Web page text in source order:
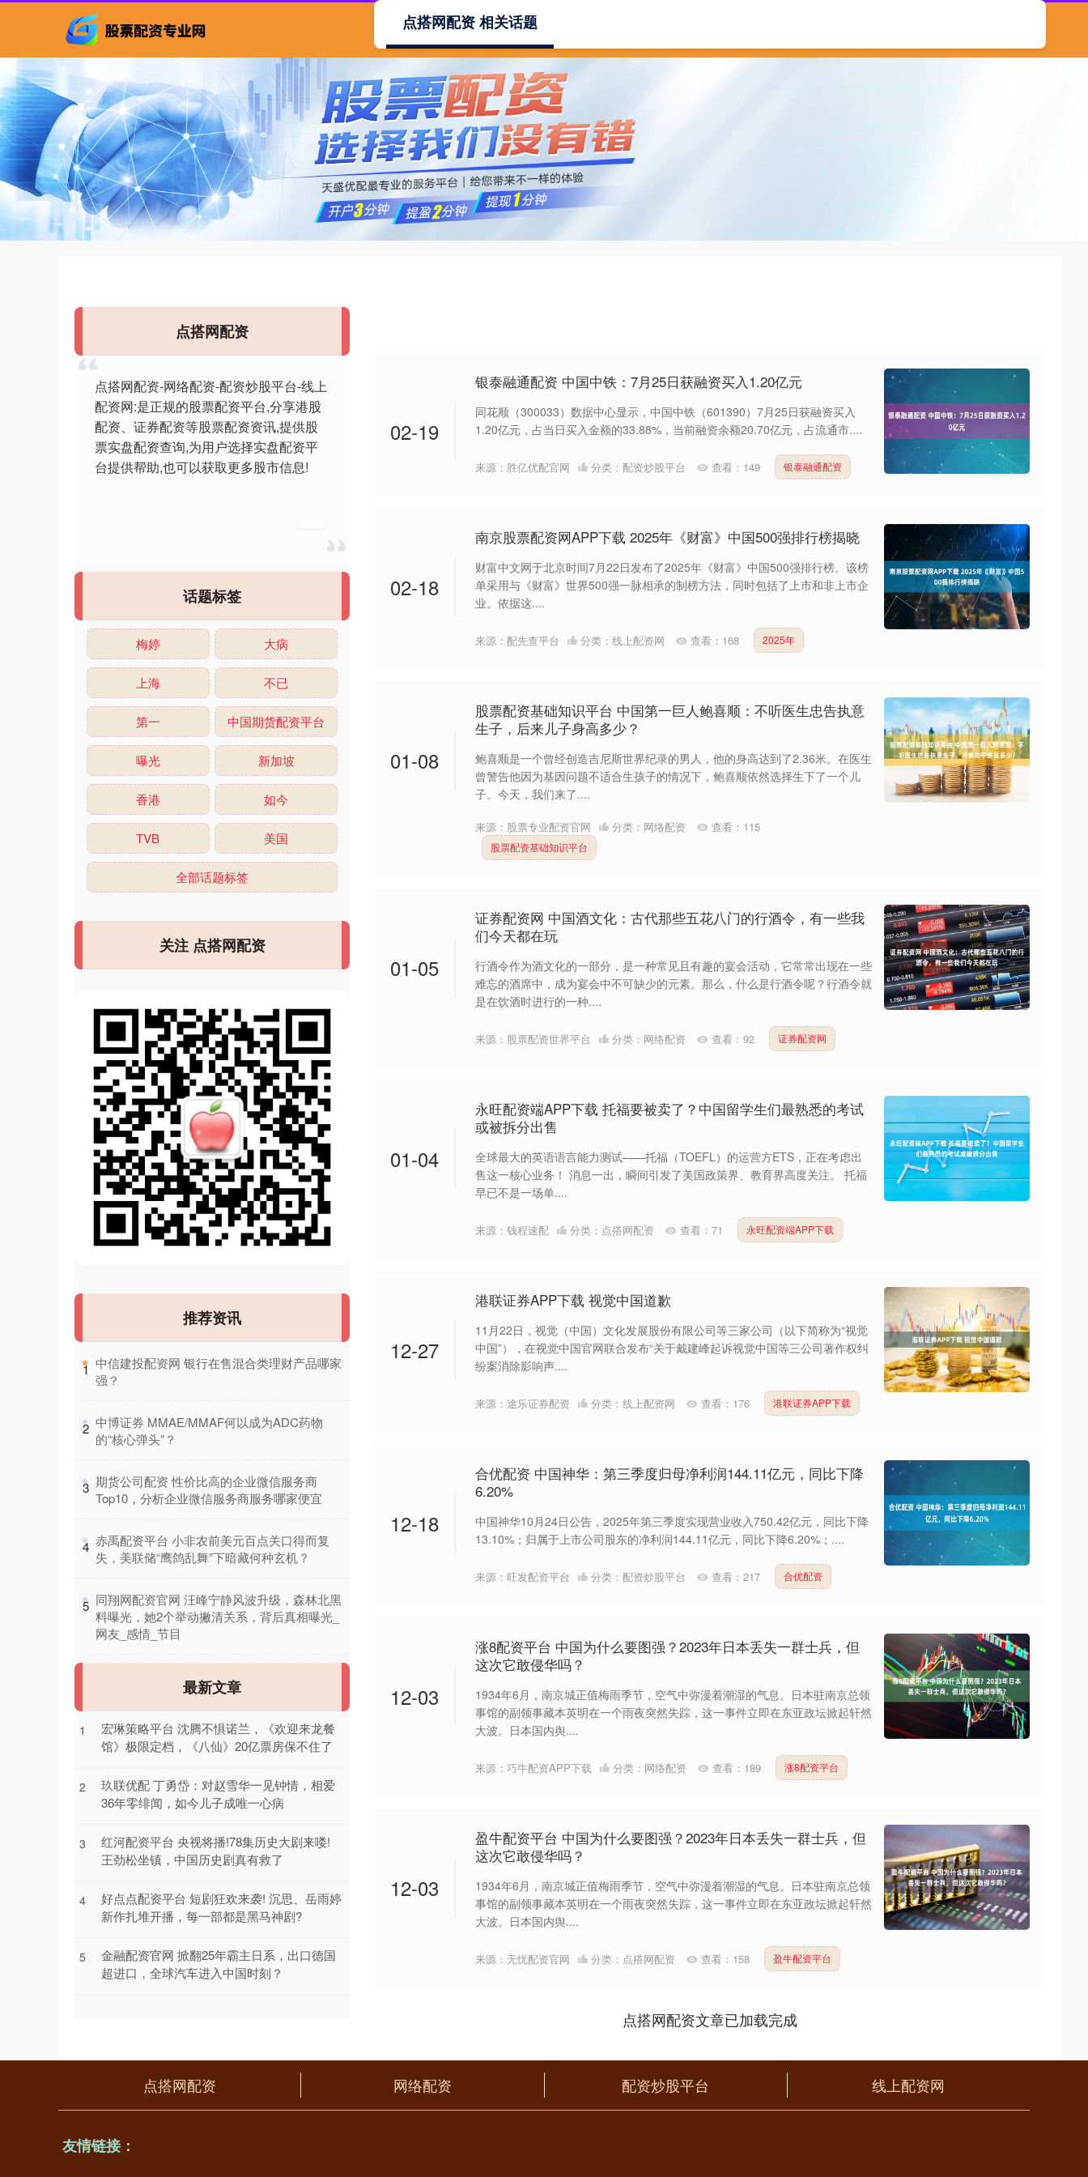
首页 点搭网配资
点搭网配资 相关话题
02-19
银泰融通配资 中国中铁：7月25日获融资买入1.20亿元
同花顺（300033）数据中心显示，中国中铁（601390）7月25日获融资买入
1.20亿元，占当日买入金额的33.88%，当前融资余额20.70亿元，占流通市....
来源：胜亿优配官网 分类： 配资炒股平台 查看： 149 银泰融通配资
02-18
南京股票配资网APP下载 2025年《财富》中国500强排行榜揭晓
财富中文网于北京时间7月22日发布了2025年《财富》中国500强排行榜。该榜
单采用与《财富》世界500强一脉相承的制榜方法，同时包括了上市和非上市企
业。依据这....
来源：配先查平台 分类： 线上配资网 查看： 168 2025年
01-08
股票配资基础知识平台 中国第一巨人鲍喜顺：不听医生忠告执意
生子，后来儿子身高多少？
鲍喜顺是一个曾经创造吉尼斯世界纪录的男人，他的身高达到了2.36米。在医生
曾警告他因为基因问题不适合生孩子的情况下，鲍喜顺依然选择生下了一个儿
子。今天，我们来了....
来源：股票专业配资官网 分类： 网络配资 查看： 115
股票配资基础知识平台
01-05
证券配资网 中国酒文化：古代那些五花八门的行酒令，有一些我
们今天都在玩
行酒令作为酒文化的一部分，是一种常见且有趣的宴会活动，它常常出现在一些
难忘的酒席中，成为宴会中不可缺少的元素。那么，什么是行酒令呢？行酒令就
是在饮酒时进行的一种....
来源：股票配资世界平台 分类： 网络配资 查看： 92 证券配资网
01-04
永旺配资端APP下载 托福要被卖了？中国留学生们最熟悉的考试
或被拆分出售
全球最大的英语语言能力测试——托福（TOEFL）的运营方ETS，正在考虑出
售这一核心业务！ 消息一出，瞬间引发了美国政策界、教育界高度关注。 托福
早已不是一场单....
来源：钱程速配 分类： 点搭网配资 查看： 71 永旺配资端APP下载
12-27
港联证券APP下载 视觉中国道歉
11月22日，视觉（中国）文化发展股份有限公司等三家公司（以下简称为“视觉
中国”），在视觉中国官网联合发布“关于戴建峰起诉视觉中国等三公司著作权纠
纷案消除影响声....
来源：途乐证券配资 分类： 线上配资网 查看： 176 港联证券APP下载
12-18
合优配资 中国神华：第三季度归母净利润144.11亿元，同比下降
6.20%
中国神华10月24日公告，2025年第三季度实现营业收入750.42亿元，同比下降
13.10%；归属于上市公司股东的净利润144.11亿元，同比下降6.20%；....
来源：旺发配资平台 分类： 配资炒股平台 查看： 217 合优配资
12-03
涨8配资平台 中国为什么要图强？2023年日本丢失一群士兵，但
这次它敢侵华吗？
1934年6月，南京城正值梅雨季节，空气中弥漫着潮湿的气息。日本驻南京总领
事馆的副领事藏本英明在一个雨夜突然失踪，这一事件立即在东亚政坛掀起轩然
大波。日本国内舆....
来源：巧牛配资APP下载 分类： 网络配资 查看： 189 涨8配资平台
12-03
盈牛配资平台 中国为什么要图强？2023年日本丢失一群士兵，但
这次它敢侵华吗？
1934年6月，南京城正值梅雨季节，空气中弥漫着潮湿的气息。日本驻南京总领
事馆的副领事藏本英明在一个雨夜突然失踪，这一事件立即在东亚政坛掀起轩然
大波。日本国内舆....
来源：无忧配资官网 分类： 点搭网配资 查看： 158 盈牛配资平台
点搭网配资文章已加载完成
点搭网配资
点搭网配资-网络配资-配资炒股平台-线上
配资网:是正规的股票配资平台,分享港股
配资、证券配资等股票配资资讯,提供股
票实盘配资查询,为用户选择实盘配资平
台提供帮助,也可以获取更多股市信息!
话题标签
梅婷 大病
上海 不已
第一 中国期货配资平台
曝光 新加坡
香港 如今
TVB 美国
全部话题标签
关注 点搭网配资
推荐资讯
1 ​中信建投配资网 银行在售混合类理财产品哪家
强？
2 ​中博证券 MMAE/MMAF何以成为ADC药物
的“核心弹头”？
3 ​期货公司配资 性价比高的企业微信服务商
Top10，分析企业微信服务商服务哪家便宜
4 ​赤禹配资平台 小非农前美元百点关口得而复
失，美联储“鹰鸽乱舞”下暗藏何种玄机？
5 ​同翔网配资官网 汪峰宁静风波升级，森林北黑
料曝光，她2个举动撇清关系，背后真相曝光_
网友_感情_节目
最新文章
1
宏琳策略平台 沈腾不惧诺兰，《欢迎来龙餐
馆》极限定档，《八仙》20亿票房保不住了
2
玖联优配 丁勇岱：对赵雪华一见钟情，相爱
36年零绯闻，如今儿子成唯一心病
3
红河配资平台 央视将播!78集历史大剧来喽!
王劲松坐镇，中国历史剧真有救了
4
好点点配资平台 短剧狂欢来袭! 沉思、岳雨婷
新作扎堆开播，每一部都是黑马神剧?
5
金融配资官网 掀翻25年霸主日系，出口德国
超进口，全球汽车进入中国时刻？
点搭网配资 网络配资 配资炒股平台 线上配资网
友情链接：